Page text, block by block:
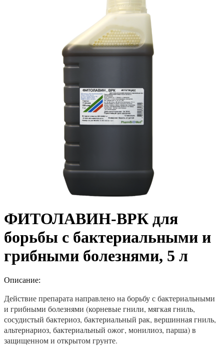
ФИТОЛАВИН-ВРК для
борьбы с бактериальными и
грибными болезнями, 5 л
Описание:
Действие препарата направлено на борьбу с бактериальными
и грибными болезнями (корневые гнили, мягкая гниль,
сосудистый бактериоз, бактериальный рак, вершинная гниль,
альтернариоз, бактериальный ожог, монилиоз, парша) в
защищенном и открытом грунте.